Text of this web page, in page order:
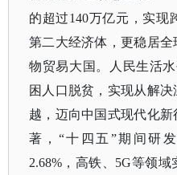
的超过140万亿元，实现
第二大经济体，更稳居
物贸易大国。人民生活
困人口脱贫，实现从解
越，迈向中国式现代化
著，“十四五”期间研
2.68%，高铁、5G等领